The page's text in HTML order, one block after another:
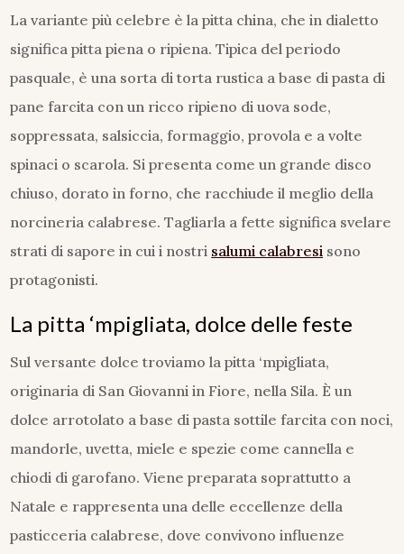
La variante più celebre è la pitta china, che in dialetto
significa pitta piena o ripiena. Tipica del periodo
pasquale, è una sorta di torta rustica a base di pasta di
pane farcita con un ricco ripieno di uova sode,
soppressata, salsiccia, formaggio, provola e a volte
spinaci o scarola. Si presenta come un grande disco
chiuso, dorato in forno, che racchiude il meglio della
norcineria calabrese. Tagliarla a fette significa svelare
strati di sapore in cui i nostri salumi calabresi sono
protagonisti.
La pitta ‘mpigliata, dolce delle feste
Sul versante dolce troviamo la pitta ‘mpigliata,
originaria di San Giovanni in Fiore, nella Sila. È un
dolce arrotolato a base di pasta sottile farcita con noci,
mandorle, uvetta, miele e spezie come cannella e
chiodi di garofano. Viene preparata soprattutto a
Natale e rappresenta una delle eccellenze della
pasticceria calabrese, dove convivono influenze